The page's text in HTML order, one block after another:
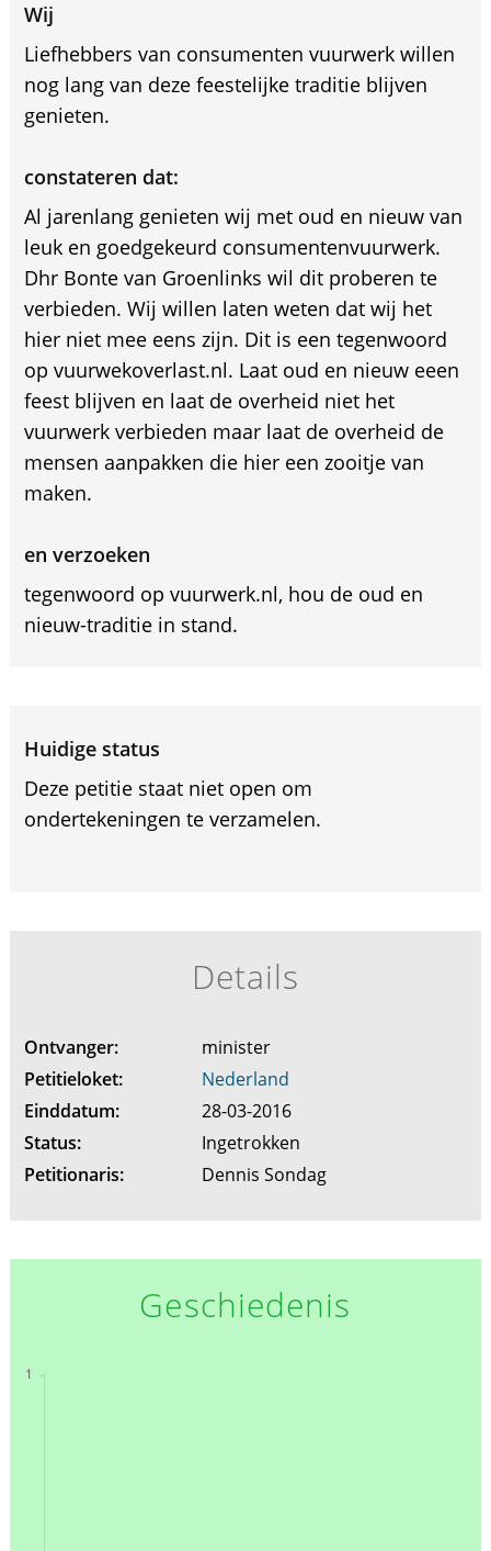
Wij
Liefhebbers van consumenten vuurwerk willen
nog lang van deze feestelijke traditie blijven
genieten.
constateren dat:
Al jarenlang genieten wij met oud en nieuw van
leuk en goedgekeurd consumentenvuurwerk.
Dhr Bonte van Groenlinks wil dit proberen te
verbieden. Wij willen laten weten dat wij het
hier niet mee eens zijn. Dit is een tegenwoord
op vuurwekoverlast.nl. Laat oud en nieuw eeen
feest blijven en laat de overheid niet het
vuurwerk verbieden maar laat de overheid de
mensen aanpakken die hier een zooitje van
maken.
en verzoeken
tegenwoord op vuurwerk.nl, hou de oud en
nieuw-traditie in stand.
Huidige status
Deze petitie staat niet open om
ondertekeningen te verzamelen.
Details
Ontvanger:
minister
Petitieloket:
Nederland
Einddatum:
28-03-2016
Status:
Ingetrokken
Petitionaris:
Dennis Sondag
Geschiedenis